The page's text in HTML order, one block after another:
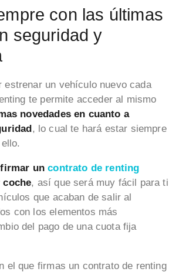
con las últimas
seguridad y
estrenar un vehículo nuevo cada
te permite acceder al mismo
novedades en cuanto a
, lo cual te hará estar siempre
uncontrato de renting
coche, así que será muy fácil para ti
que acaban de salir al
con los elementos más
del pago de una cuota fija
el que firmas un contrato de renting